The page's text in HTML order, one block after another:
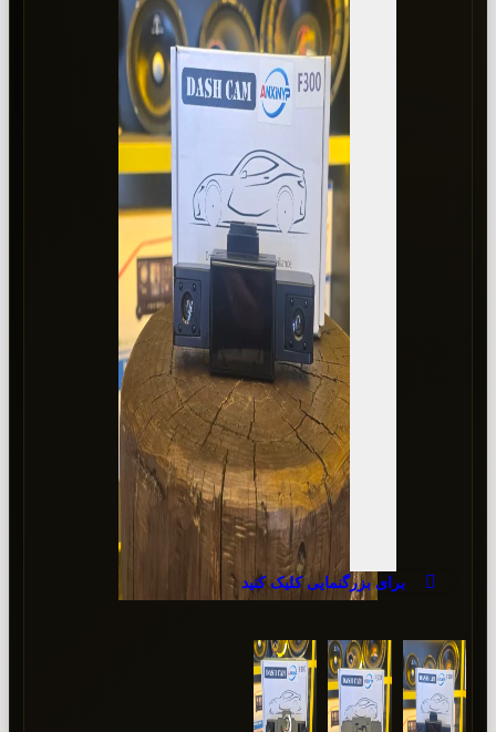
برای بزرگنمایی کلیک کنید